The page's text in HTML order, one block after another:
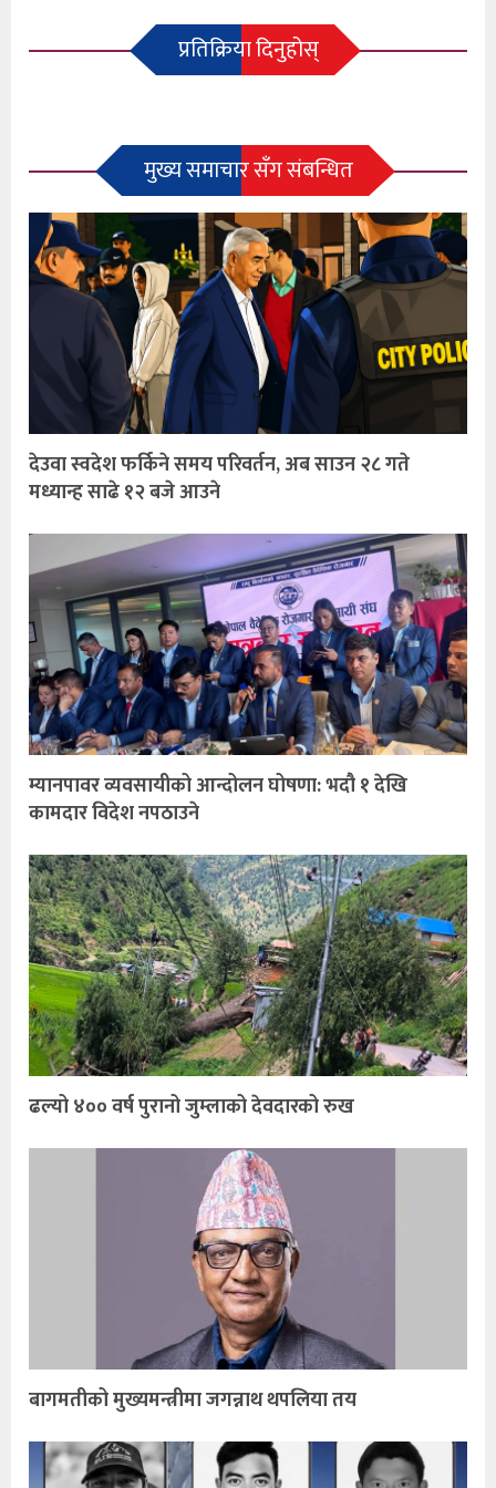
प्रतिक्रिया दिनुहोस्
मुख्य समाचार सँग संबन्धित
देउवा स्वदेश फर्किने समय परिवर्तन, अब साउन २८ गते
मध्यान्ह साढे १२ बजे आउने
म्यानपावर व्यवसायीको आन्दोलन घोषणा: भदौ १ देखि
कामदार विदेश नपठाउने
ढल्यो ४०० वर्ष पुरानो जुम्लाको देवदारको रुख
बागमतीको मुख्यमन्त्रीमा जगन्नाथ थपलिया तय